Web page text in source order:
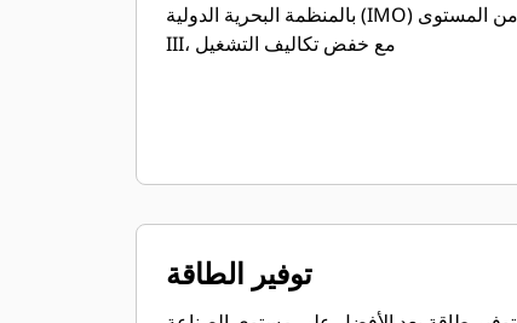
بالمنظمة البحرية الدولية (IMO) من المستوى
III، مع خفض تكاليف التشغيل
توفير الطاقة